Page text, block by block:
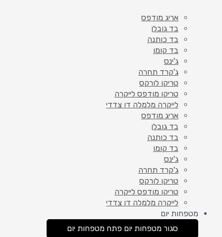
אריג מודפס
בד גובלן
בד כותנה
בד קומו
ג'ינס
ג'קרד תחרה
טריקו לורקס
טריקו מודפס לייקרה
לייקרה מלמלה דו צדדי
אריג מודפס
בד גובלן
בד כותנה
בד קומו
ג'ינס
ג'קרד תחרה
טריקו לורקס
טריקו מודפס לייקרה
לייקרה מלמלה דו צדדי
מטפחות יום
סגור מטפחות יום פתח מטפחות יום